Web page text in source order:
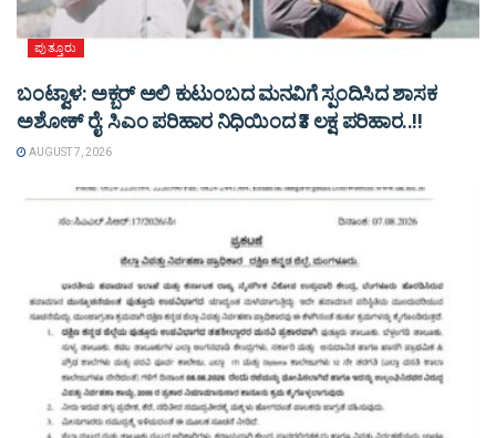
ಪುತ್ತೂರು
ಬಂಟ್ವಾಳ: ಅಕ್ಬರ್ ಅಲಿ ಕುಟುಂಬದ ಮನವಿಗೆ ಸ್ಪಂದಿಸಿದ ಶಾಸಕ
ಅಶೋಕ್ ರೈ: ಸಿಎಂ ಪರಿಹಾರ ನಿಧಿಯಿಂದ ₹3 ಲಕ್ಷ ಪರಿಹಾರ..!!
AUGUST 7, 2026